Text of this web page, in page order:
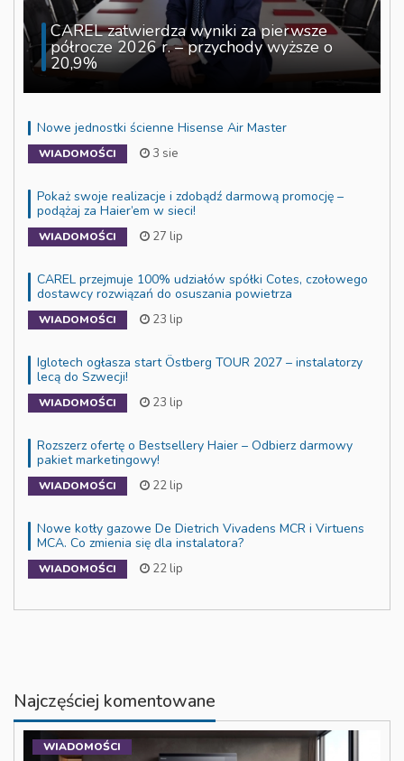
CAREL zatwierdza wyniki za pierwsze
półrocze 2026 r. – przychody wyższe o
20,9%
Nowe jednostki ścienne Hisense Air Master
WIADOMOŚCI 3 sie
Pokaż swoje realizacje i zdobądź darmową promocję –
podążaj za Haier’em w sieci!
WIADOMOŚCI 27 lip
CAREL przejmuje 100% udziałów spółki Cotes, czołowego
dostawcy rozwiązań do osuszania powietrza
WIADOMOŚCI 23 lip
Iglotech ogłasza start Östberg TOUR 2027 – instalatorzy
lecą do Szwecji!
WIADOMOŚCI 23 lip
Rozszerz ofertę o Bestsellery Haier – Odbierz darmowy
pakiet marketingowy!
WIADOMOŚCI 22 lip
Nowe kotły gazowe De Dietrich Vivadens MCR i Virtuens
MCA. Co zmienia się dla instalatora?
WIADOMOŚCI 22 lip
Najczęściej komentowane
WIADOMOŚCI